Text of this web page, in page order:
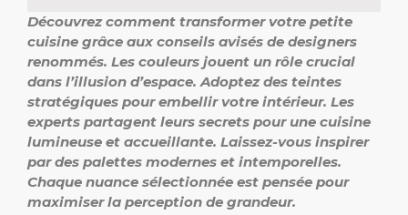
Découvrez comment transformer votre petite
cuisine grâce aux conseils avisés de designers
renommés. Les couleurs jouent un rôle crucial
dans l’illusion d’espace. Adoptez des teintes
stratégiques pour embellir votre intérieur. Les
experts partagent leurs secrets pour une cuisine
lumineuse et accueillante. Laissez-vous inspirer
par des palettes modernes et intemporelles.
Chaque nuance sélectionnée est pensée pour
maximiser la perception de grandeur.